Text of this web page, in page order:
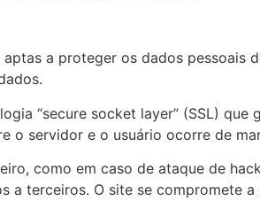
a proteger os dados pessoais
“secure socket layer” (SSL) que
o servidor e o usuário ocorre de
como em caso de ataque de
a terceiros. O site se compromete